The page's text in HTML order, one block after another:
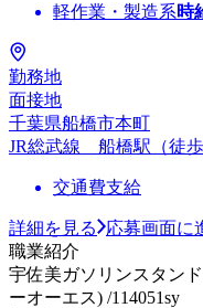
軽作業・製造系時
勤務地
面接地
千葉県船橋市本町
JR総武線 船橋駅（徒歩
交通費支給
詳細を見る
応募画面に
職業紹介
宇佐美ガソリンスタン
ーオーエス) /114051sy